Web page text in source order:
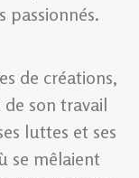
passionnés.
de créations,
son travail
luttes et ses
se mêlaient